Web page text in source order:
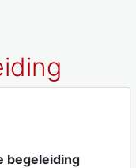
begeleiding